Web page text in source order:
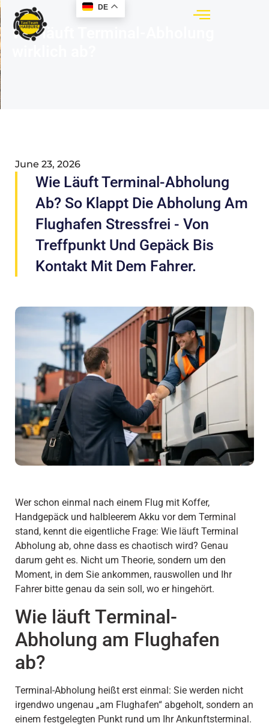
DE
Wie läuft Terminal-Abholung
June 23, 2026
Wie Läuft Terminal-Abholung
Ab? So Klappt Die Abholung Am
Flughafen Stressfrei - Von
Treffpunkt Und Gepäck Bis
Kontakt Mit Dem Fahrer.
Wer schon einmal nach einem Flug mit Koffer,
Handgepäck und halbleerem Akku vor dem Terminal
stand, kennt die eigentliche Frage: Wie läuft Terminal
Abholung ab, ohne dass es chaotisch wird? Genau
darum geht es. Nicht um Theorie, sondern um den
Moment, in dem Sie ankommen, rauswollen und Ihr
Fahrer bitte genau da sein soll, wo er hingehört.
Wie läuft Terminal-
Abholung am Flughafen
ab?
Terminal-Abholung heißt erst einmal: Sie werden nicht
irgendwo ungenau „am Flughafen“ abgeholt, sondern an
einem festgelegten Punkt rund um Ihr Ankunftsterminal.